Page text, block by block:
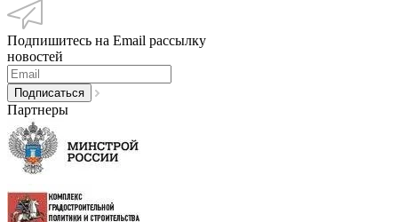
Подпишитесь на Email рассылку
новостей
Партнеры